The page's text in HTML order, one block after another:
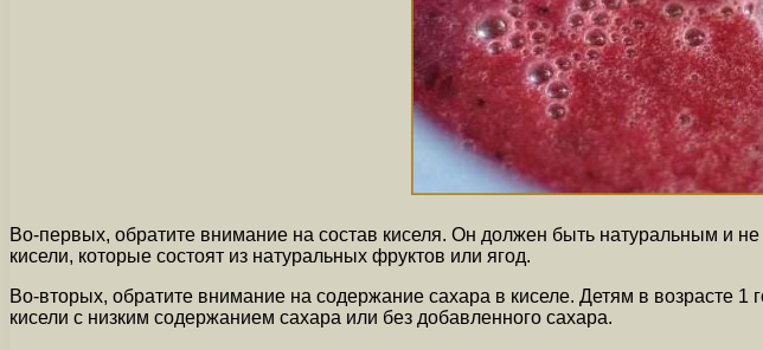
Во-первых, обратите внимание на состав киселя. Он должен быть натуральным и
кисели, которые состоят из натуральных фруктов или ягод.
Во-вторых, обратите внимание на содержание сахара в киселе. Детям в возрасте
кисели с низким содержанием сахара или без добавленного сахара.